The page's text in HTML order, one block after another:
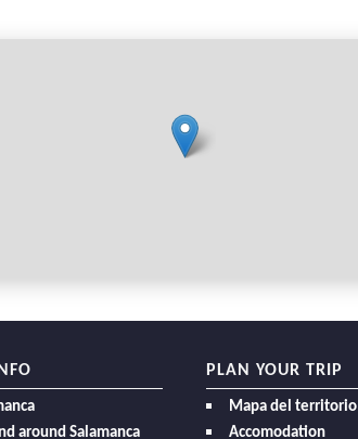
around Salamanca
PLAN YOUR TRIP
Mapa del territorio
Accomodation